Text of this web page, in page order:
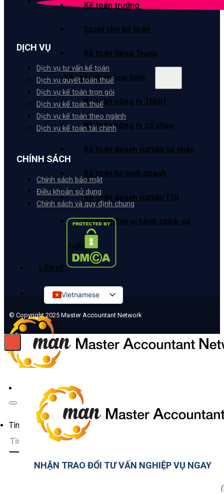
Kế toán trưởng
Excel cho kế toán
Kế toán tiếng Trung
Kế toán theo loại hình
Kế toán công ty TNHH
Kế toán công ty cổ phần
Kế toán doanh nghiệp tư nhân
Kế toán hộ kinh doanh
Kế toán doanh nghiệp FDI
Kế toán đơn vị hành chính sự
nghiệp
LIÊN HỆ
Vietnamese
English
Korean
Tìm kiếm
DỊCH VỤ
Dịch vụ tư vấn kế toán
Dịch vụ quyết toán thuế
Dịch vụ kế toán trọn gói
Dịch vụ kế toán thuế
Dịch vụ kế toán theo ngành
Dịch vụ kế toán tài chính
CHÍNH SÁCH
Chính sách bảo mật
Điều khoản sử dụng
Chính sách và quy định chung
© Copyright 2025 Master Accountant Network
NHẬN TRAO ĐỔI TƯ VẤN NGHIỆP VỤ NGAY